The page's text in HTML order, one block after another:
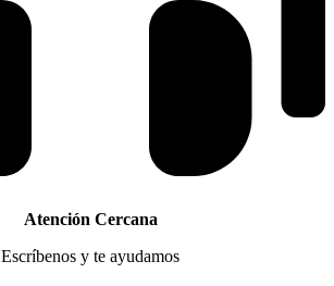
Atención Cercana
Escríbenos y te ayudamos